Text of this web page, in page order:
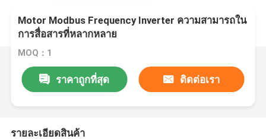
Motor Modbus Frequency Inverter ความสามารถใน
การสื่อสารที่หลากหลาย
MOQ：1
ราคาถูกที่สุด ติดต่อเรา
รายละเอียดสินค้า